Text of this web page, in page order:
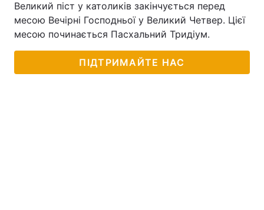
Тема оформлення
Великий піст у католиків закінчується перед
месою Вечірні Господньої у Великий Четвер. Цієї
месою починається Пасхальний Тридіум.
ПІДТРИМАЙТЕ НАС